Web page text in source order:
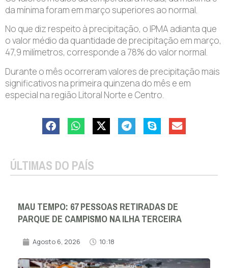
da mínima foram em março superiores ao normal.
No que diz respeito à precipitação, o IPMA adianta que
o valor médio da quantidade de precipitação em março,
47,9 milímetros, corresponde a 78% do valor normal.
Durante o mês ocorreram valores de precipitação mais
significativos na primeira quinzena do mês e em
especial na região Litoral Norte e Centro.
ÚLTIMAS DO PAÍS
MAU TEMPO: 67 PESSOAS RETIRADAS DE
PARQUE DE CAMPISMO NA ILHA TERCEIRA
Agosto 6, 2026 10:18